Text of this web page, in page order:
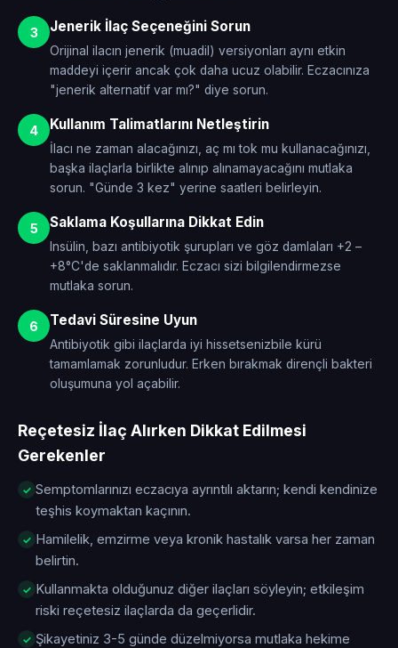
3 Jenerik İlaç Seçeneğini Sorun
Orijinal ilacın jenerik (muadil) versiyonları aynı etkin
maddeyi içerir ancak çok daha ucuz olabilir. Eczacınıza
"jenerik alternatif var mı?" diye sorun.
4 Kullanım Talimatlarını Netleştirin
İlacı ne zaman alacağınızı, aç mı tok mu kullanacağınızı,
başka ilaçlarla birlikte alınıp alınamayacağını mutlaka
sorun. "Günde 3 kez" yerine saatleri belirleyin.
5 Saklama Koşullarına Dikkat Edin
Insülin, bazı antibiyotik şurupları ve göz damlaları +2 –
+8°C'de saklanmalıdır. Eczacı sizi bilgilendirmezse
mutlaka sorun.
6 Tedavi Süresine Uyun
Antibiyotik gibi ilaçlarda iyi hissetsenizbile kürü
tamamlamak zorunludur. Erken bırakmak dirençli bakteri
oluşumuna yol açabilir.
Reçetesiz İlaç Alırken Dikkat Edilmesi
Gerekenler
Semptomlarınızı eczacıya ayrıntılı aktarın; kendi kendinize
teşhis koymaktan kaçının.
Hamilelik, emzirme veya kronik hastalık varsa her zaman
belirtin.
Kullanmakta olduğunuz diğer ilaçları söyleyin; etkileşim
riski reçetesiz ilaçlarda da geçerlidir.
Şikayetiniz 3-5 günde düzelmiyorsa mutlaka hekime